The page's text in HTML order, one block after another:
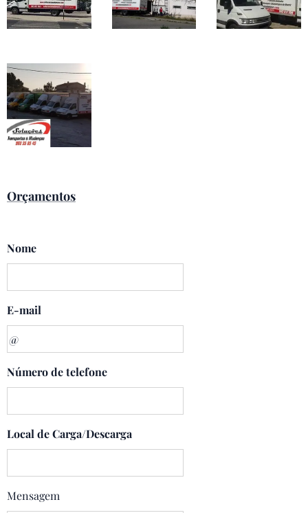
Orçamentos
Nome
E-mail
Número de telefone
Local de Carga/Descarga
Mensagem